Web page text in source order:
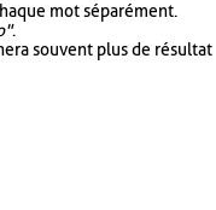
mot séparément.
.
souvent plus de résultat